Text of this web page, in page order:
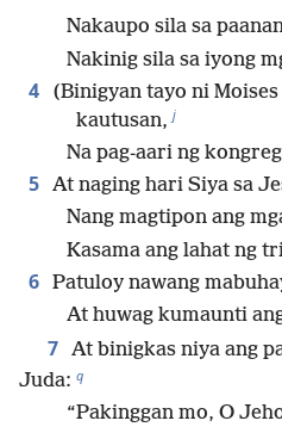
Nakaupo sila sa
Nakinig sila sa iyong
4
(Binigyan tayo ni
kautusan, j
Na pag-aari ng
5 At naging hari Siya sa
Nang magtipon ang
Kasama ang lahat ng
6 Patuloy nawang
At huwag kumaunti
7 At binigkas niya ang
Juda: q
“Pakinggan mo, O